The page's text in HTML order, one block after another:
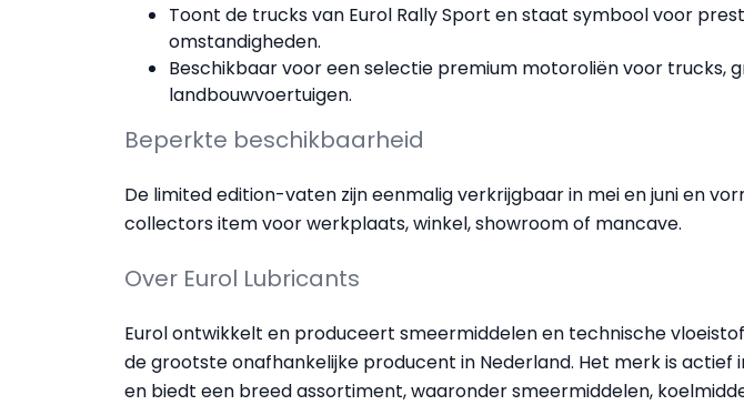
Toont de trucks van Eurol Rally Sport en staat symbool voor
omstandigheden.
Beschikbaar voor een selectie premium motoroliën voor trucks,
landbouwvoertuigen.
Beperkte beschikbaarheid
De limited edition-vaten zijn eenmalig verkrijgbaar in mei en juni en
collectors item voor werkplaats, winkel, showroom of mancave.
Over Eurol Lubricants
Eurol ontwikkelt en produceert smeermiddelen en technische
de grootste onafhankelijke producent in Nederland. Het merk is actief
en biedt een breed assortiment, waaronder smeermiddelen,